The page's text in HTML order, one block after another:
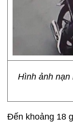
Hình ảnh nạn
Đến khoảng 18